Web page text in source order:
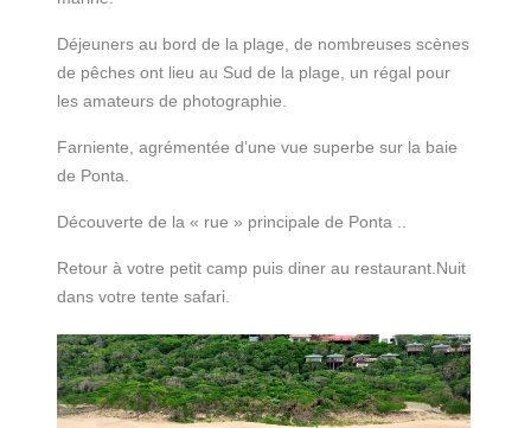
Déjeuners au bord de la plage, de nombreuses scènes
de pêches ont lieu au Sud de la plage, un régal pour
les amateurs de photographie.
Farniente, agrémentée d’une vue superbe sur la baie
de Ponta.
Découverte de la « rue » principale de Ponta ..
Retour à votre petit camp puis diner au restaurant.Nuit
dans votre tente safari.